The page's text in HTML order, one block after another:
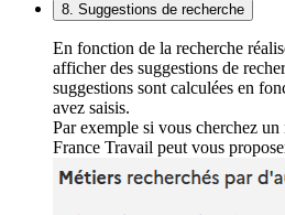
8. Suggestions de recherche
En fonction de la recherche
afficher des suggestions de
suggestions sont calculées en
avez saisis.
Par exemple si vous cherchez
France Travail peut vous